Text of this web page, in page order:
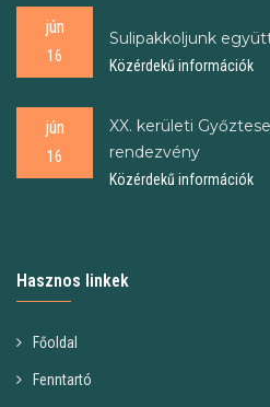
jún
16
Sulipakkoljunk
Közérdekű információk
jún
16
XX. kerületi
rendezvény
Közérdekű információk
Hasznos linkek
Főoldal
Fenntartó